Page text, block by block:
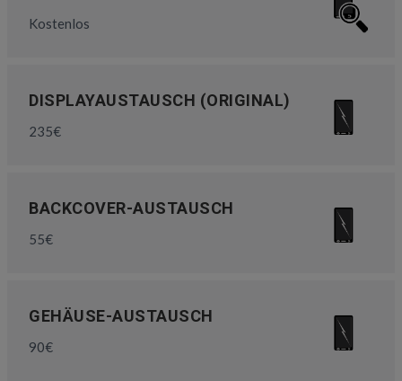
Kostenlos
DISPLAYAUSTAUSCH (ORIGINAL)
235€
BACKCOVER-AUSTAUSCH
55€
GEHÄUSE-AUSTAUSCH
90€